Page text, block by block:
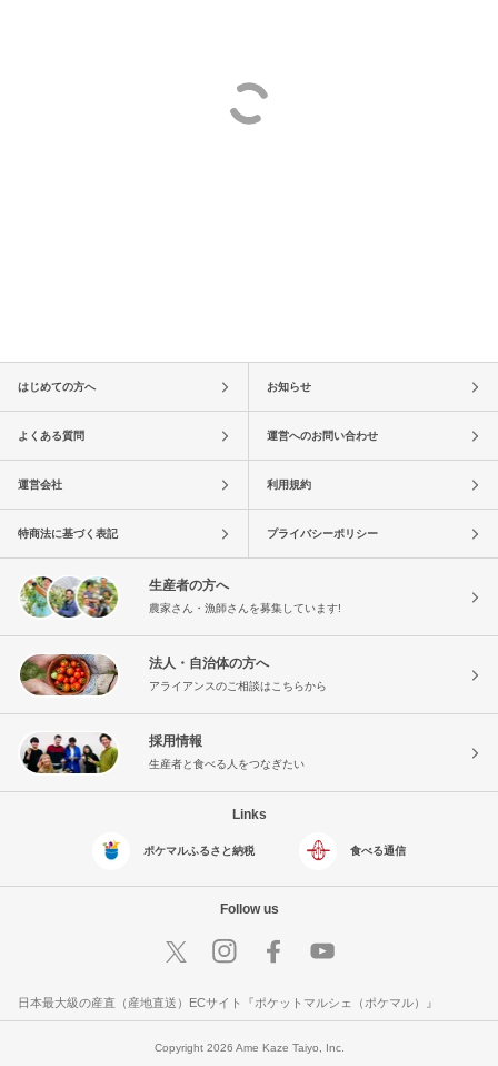
はじめての方へ お知らせ
よくある質問 運営へのお問い合わせ
運営会社 利用規約
特商法に基づく表記 プライバシーポリシー
生産者の方へ
農家さん・漁師さんを募集しています!
法人・自治体の方へ
アライアンスのご相談はこちらから
採用情報
生産者と食べる人をつなぎたい
Links
ポケマルふるさと納税 食べる通信
Follow us
日本最大級の産直（産地直送）ECサイト『ポケットマルシェ（ポケマル）』
Copyright 2026 Ame Kaze Taiyo, Inc.